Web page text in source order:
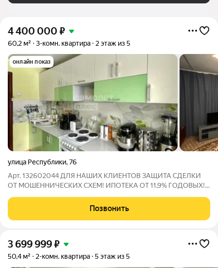
4 400 000 ₽
60,2 м² 3-комн. квартира 2 этаж из 5
онлайн показ
улица Республики,76
Арт. 132602044 ДЛЯ НАШИХ КЛИЕНТОВ ЗАЩИТА СДЕЛКИ
ОТ МОШЕННИЧЕСКИХ СХЕМ! ИПОТЕКА ОТ 11,9% ГОДОВЫХ!
ценит комфорт и удобство! 60,2 м 2 этаж из 5 1982 год
постройки Просторная, светлая
Позвонить
3 699 999₽
50,4 м² 2-комн. квартира 5 этаж из 5